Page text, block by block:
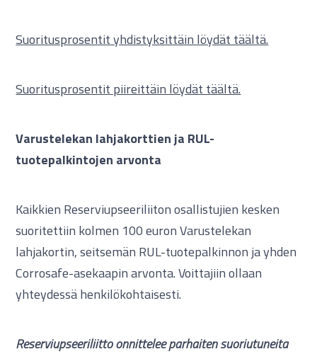
Suoritusprosentit yhdistyksittäin löydät täältä.
Suoritusprosentit piireittäin löydät täältä.
Varustelekan lahjakorttien ja RUL-
tuotepalkintojen arvonta
Kaikkien Reserviupseeriliiton osallistujien kesken
suoritettiin kolmen 100 euron Varustelekan
lahjakortin, seitsemän RUL-tuotepalkinnon ja yhden
Corrosafe-asekaapin arvonta. Voittajiin ollaan
yhteydessä henkilökohtaisesti.
Reserviupseeriliitto onnittelee parhaiten suoriutuneita